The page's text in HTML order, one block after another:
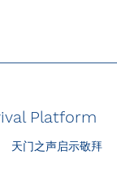
Platform
天门之声启示敬拜